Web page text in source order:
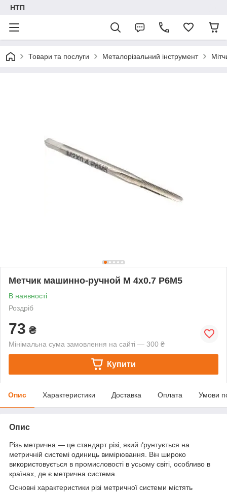
НТП
Товари та послуги Металорізальний інструмент
Метчик машинно-ручной М 4х0.7 Р6М5
В наявності
Роздріб
73 ₴
Мінімальна сума замовлення на сайті — 300 ₴
Купити
Опис Характеристики Доставка Оплата Умови
Опис
Різь метрична — це стандарт різі, який ґрунтується на
метричній системі одиниць вимірювання. Він широко
використовується в промисловості в усьому світі, особливо в
країнах, де є метрична система.
Основні характеристики різі метричної системи містять